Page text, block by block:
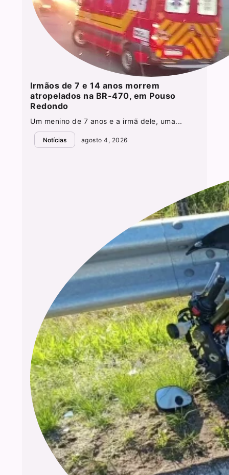
Irmãos de 7 e 14 anos morrem
atropelados na BR-470, em Pouso
Redondo
Um menino de 7 anos e a irmã dele, uma...
Notícias agosto 4, 2026